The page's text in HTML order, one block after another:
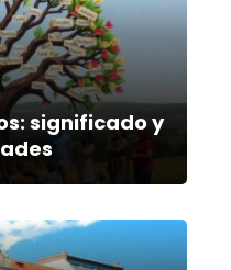
significado y